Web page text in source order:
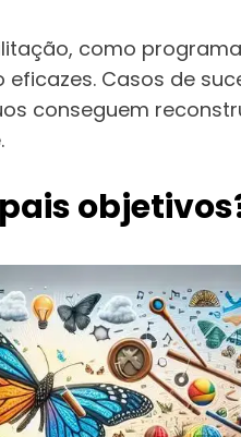
como
Casos de
conseguem